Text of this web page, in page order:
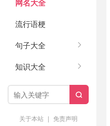
网名大全
流行语梗
句子大全
知识大全

关于本站 | 免责声明